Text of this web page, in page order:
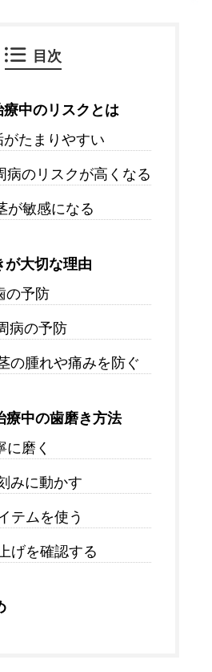
目次
療中のリスクとは
がたまりやすい
病のリスクが高くなる
が敏感になる
が大切な理由
の予防
病の予防
の腫れや痛みを防ぐ
療中の歯磨き方法
に磨く
みに動かす
テムを使う
げを確認する